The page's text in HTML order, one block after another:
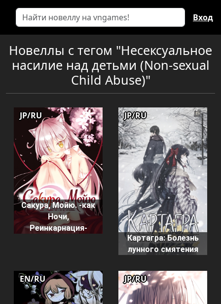
Вход
Новеллы с тегом "Несексуальное
насилие над детьми (Non-sexual
Child Abuse)"
Сакура, Мойю. -как
Ночи,
Реинкарнация-
JP/RU
Картагра: Болезнь
лунного смятения
JP/RU
EN/RU JP/RU